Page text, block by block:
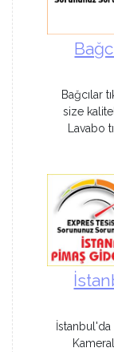
Bağcılar
size
Lavabo
İstanbul'da